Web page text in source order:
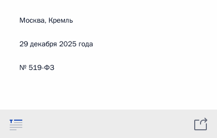
Москва, Кремль
29 декабря 2025 года
№ 519-ФЗ